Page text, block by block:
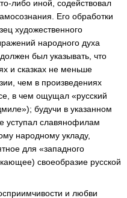
либо иной, содействовал
Его обработки
художественного
народного духа
был указывать, что
и сказках не меньше
чем в произведениях
в чем ощущал «русский
будучи в указанном
уступал славянофилам
народному укладу,
для «западного
своеобразие русской
и любви